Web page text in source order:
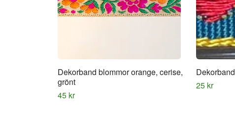
Dekorband blommor orange, cerise,
grönt
45 kr
25 kr